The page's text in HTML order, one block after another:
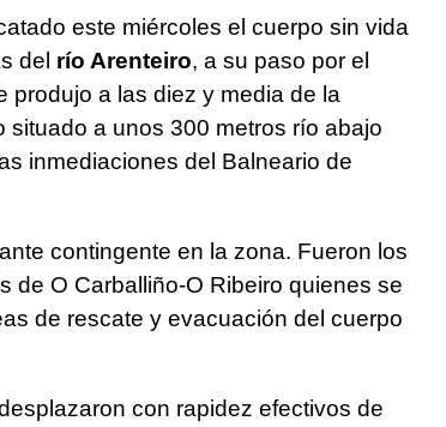
este miércoles el cuerpo sin vida
del río Arenteiro, a su paso por el
produjo a las diez y media de la
a unos 300 metros río abajo
inmediaciones del Balneario de
contingente en la zona. Fueron los
de O Carballiño-O Ribeiro quienes se
de rescate y evacuación del cuerpo
con rapidez efectivos de